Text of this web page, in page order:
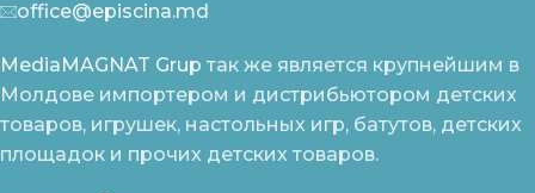
office@episcina.md
MediaMAGNAT Grup так же является крупнейшим в
Молдове импортером и дистрибьютором детских
товаров, игрушек, настольных игр, батутов, детских
площадок и прочих детских товаров.